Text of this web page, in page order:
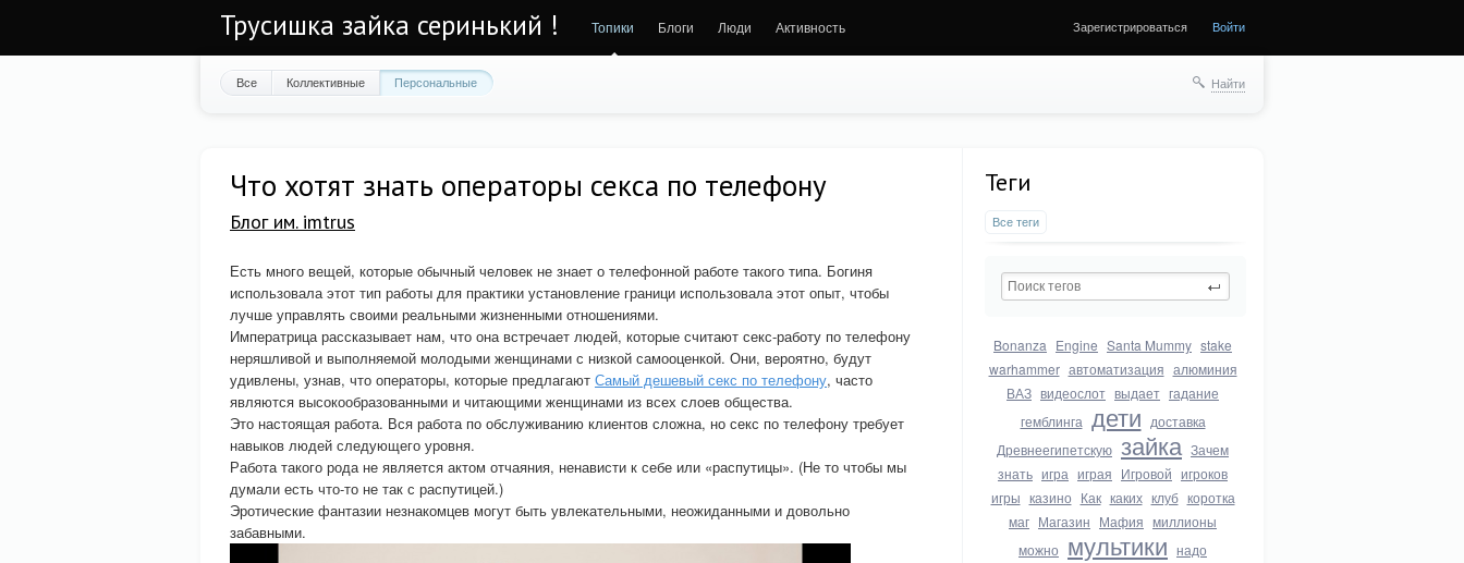
Трусишка зайка серинький ! Топики Блоги Люди Активность Зарегистрироваться Войти
Все Коллективные Персональные Найти
Теги
Все теги
Bonanza Engine Santa Mummy stake
warhammer автоматизация алюминия
ВАЗ видеослот выдает гадание
гемблинга дети доставка
Древнеегипетскую зайка Зачем
знать игра играя Игровой игроков
игры казино Как каких клуб коротка
маг Магазин Мафия миллионы
можно мультики надо
Что хотят знать операторы секса по телефону
Блог им. imtrus
Есть много вещей, которые обычный человек не знает о телефонной работе такого типа. Богиня
использовала этот тип работы для практики установление граници использовала этот опыт, чтобы
лучше управлять своими реальными жизненными отношениями.
Императрица рассказывает нам, что она встречает людей, которые считают секс-работу по телефону
неряшливой и выполняемой молодыми женщинами с низкой самооценкой. Они, вероятно, будут
удивлены, узнав, что операторы, которые предлагают Самый дешевый секс по телефону, часто
являются высокообразованными и читающими женщинами из всех слоев общества.
Это настоящая работа. Вся работа по обслуживанию клиентов сложна, но секс по телефону требует
навыков людей следующего уровня.
Работа такого рода не является актом отчаяния, ненависти к себе или «распутицы». (Не то чтобы мы
думали есть что-то не так с распутицей.)
Эротические фантазии незнакомцев могут быть увлекательными, неожиданными и довольно
забавными.